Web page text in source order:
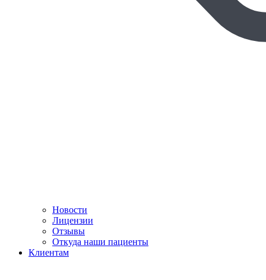
Новости
Лицензии
Отзывы
Откуда наши пациенты
Клиентам